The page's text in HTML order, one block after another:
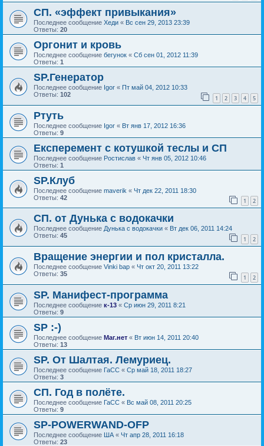
СП. «эффект привыкания»
Последнее сообщение Хеди « Вс сен 29, 2013 23:39
Ответы: 20
Оргонит и кровь
Последнее сообщение бегунок « Сб сен 01, 2012 11:39
Ответы: 1
SP.Генератор
Последнее сообщение Igor « Пт май 04, 2012 10:33
Ответы: 102 1 2 3 4 5
Ртуть
Последнее сообщение Igor « Вт янв 17, 2012 16:36
Ответы: 9
Експеремент с котушкой теслы и СП
Последнее сообщение Ростислав « Чт янв 05, 2012 10:46
Ответы: 1
SP.Клуб
Последнее сообщение maverik « Чт дек 22, 2011 18:30
Ответы: 42 1 2
СП. от Дунька с водокачки
Последнее сообщение Дунька с водокачки « Вт дек 06, 2011 14:24
Ответы: 45 1 2
Вращение энергии и пол кристалла.
Последнее сообщение Vinki bap « Чт окт 20, 2011 13:22
Ответы: 35 1 2
SP. Манифест-программа
Последнее сообщение к-13 « Ср июн 29, 2011 8:21
Ответы: 9
SP :-)
Последнее сообщение Маг.нет « Вт июн 14, 2011 20:40
Ответы: 13
SP. От Шалтая. Лемуриец.
Последнее сообщение ГаСС « Ср май 18, 2011 18:27
Ответы: 3
СП. Год в полёте.
Последнее сообщение ГаСС « Вс май 08, 2011 20:25
Ответы: 9
SP-POWERWAND-OFP
Последнее сообщение ША « Чт апр 28, 2011 16:18
Ответы: 23